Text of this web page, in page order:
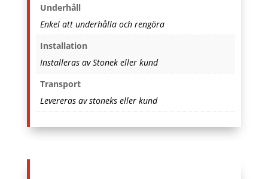
Underhåll
Enkel att underhålla och rengöra
Installation
Installeras av Stonek eller kund
Transport
Levereras av stoneks eller kund